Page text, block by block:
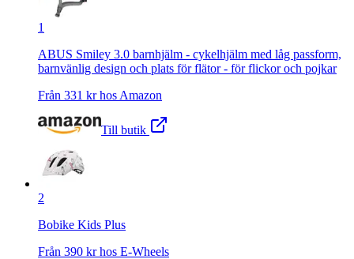
1
ABUS Smiley 3.0 barnhjälm - cykelhjälm med låg passform,
barnvänlig design och plats för flätor - för flickor och pojkar
Från 331 kr hos Amazon
Till butik
2
Bobike Kids Plus
Från 390 kr hos E-Wheels